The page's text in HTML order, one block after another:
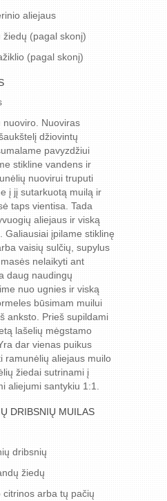
aliejaus
žiedų (pagal skonį)
(pagal skonį)
nuoviro. Nuoviras
džiovintų
pavyzdžiui
stikline vandens ir
nuovirui truputi
į jį sutarkuotą muilą ir
taps vientisa. Tada
aliejaus ir viską
Galiausiai įpilame stiklinę
vaisių sulčių, supylus
nelaikyti ant
daug naudingų
nuo ugnies ir viską
būsimam muilui
anksto. Prieš supildami
lašelių mėgstamo
dar vienas puikus
ramunėlių aliejaus muilo
žiedai sutrinami į
aliejumi santykiu 1:1.
DRIBSNIŲ MUILAS
dribsnių
žiedų
citrinos arba tų pačių